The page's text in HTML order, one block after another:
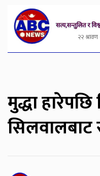
२२
मुद्धा
सिलवालबाट